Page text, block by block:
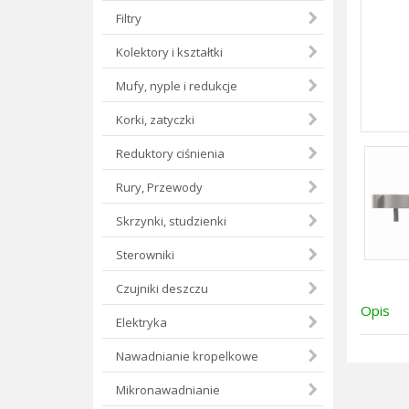
Filtry
Kolektory i kształtki
Mufy, nyple i redukcje
Korki, zatyczki
Reduktory ciśnienia
Rury, Przewody
Skrzynki, studzienki
Sterowniki
Czujniki deszczu
Elektryka
Nawadnianie kropelkowe
Mikronawadnianie
Opis